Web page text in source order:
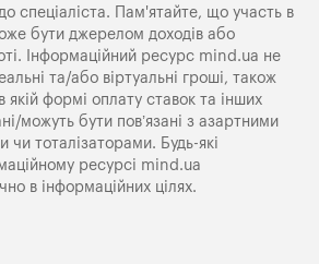
спеціаліста. Пам'ятайте, що участь в
бути джерелом доходів або
Інформаційний ресурс mind.ua не
та/або віртуальні гроші, також
якій формі оплату ставок та інших
можуть бути пов’язані з азартними
чи тоталізаторами. Будь-які
ресурсі mind.ua
в інформаційних цілях.